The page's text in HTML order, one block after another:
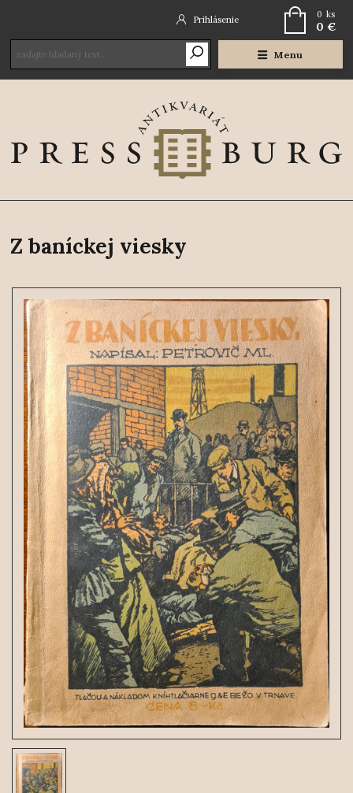
Menu
Prihlásenie 0 ks
0 €
Z baníckej viesky